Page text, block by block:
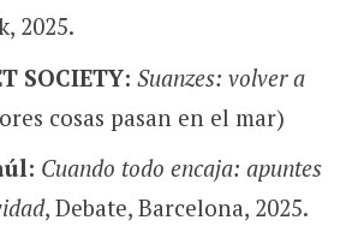
2025.
SOCIETY: Suanzes: volver a
cosas pasan en el mar)
Cuando todo encaja: apuntes
, Debate, Barcelona, 2025.